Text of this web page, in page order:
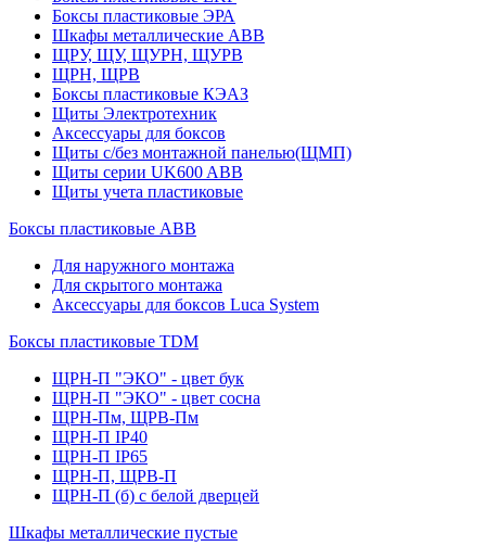
Боксы пластиковые ЭРА
Шкафы металлические ABB
ЩРУ, ЩУ, ЩУРН, ЩУРВ
ЩРН, ЩРВ
Боксы пластиковые КЭАЗ
Щиты Электротехник
Аксессуары для боксов
Щиты с/без монтажной панелью(ЩМП)
Щиты серии UK600 ABB
Щиты учета пластиковые
Боксы пластиковые ABB
Для наружного монтажа
Для скрытого монтажа
Аксессуары для боксов Luca System
Боксы пластиковые TDM
ЩРН-П "ЭКО" - цвет бук
ЩРН-П "ЭКО" - цвет сосна
ЩРН-Пм, ЩРВ-Пм
ЩРН-П IP40
ЩРН-П IP65
ЩРН-П, ЩРВ-П
ЩРН-П (б) с белой дверцей
Шкафы металлические пустые